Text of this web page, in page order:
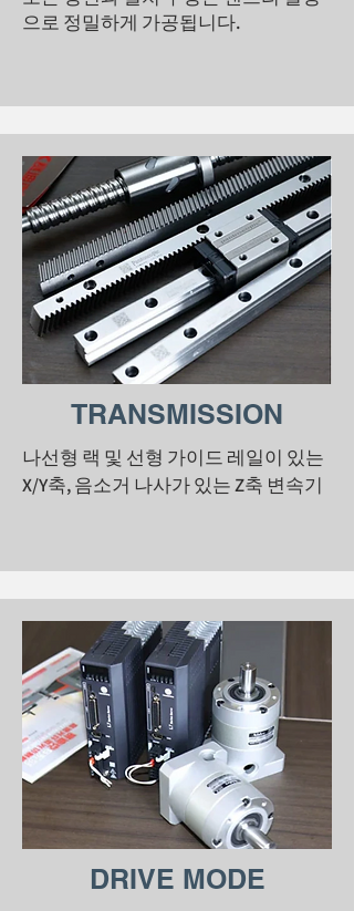
으로 정밀하게 가공됩니다.
TRANSMISSION
나선형 랙 및 선형 가이드 레일이 있는
X/Y축, 음소거 나사가 있는 Z축 변속기
DRIVE MODE